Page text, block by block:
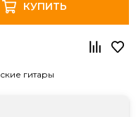
КУПИТЬ
гитары